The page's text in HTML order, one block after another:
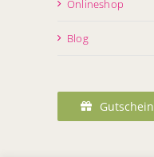
Onlineshop
Blog
Gutschein